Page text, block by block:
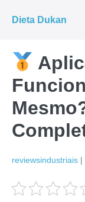
para
conteúdo
Dieta Dukan
reviewsindustriais |